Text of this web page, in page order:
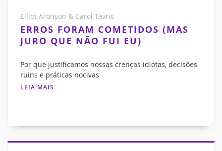
Elliot Aronson & Carol Tavris
ERROS FORAM COMETIDOS (MAS
JURO QUE NÃO FUI EU)
Por que justificamos nossas crenças idiotas, decisões
ruins e práticas nocivas
LEIA MAIS